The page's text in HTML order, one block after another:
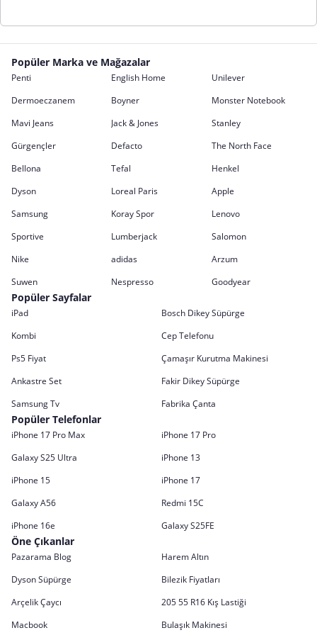
Popüler Marka ve Mağazalar
Penti English Home
Unilever
Dermoeczanem
Boyner
Monster Notebook
Mavi Jeans
Jack & Jones
Stanley
Gürgençler
Defacto
The North Face
Bellona
Tefal
Henkel
Dyson
Loreal Paris
Apple
Samsung
Koray Spor
Lenovo
Sportive
Lumberjack
Salomon
Nike
adidas
Arzum
Suwen
Nespresso Goodyear
Popüler Sayfalar
iPad
Bosch Dikey Süpürge
Kombi
Cep Telefonu
Ps5 Fiyat
Çamaşır Kurutma Makinesi
Ankastre Set
Fakir Dikey Süpürge
Samsung Tv
Fabrika Çanta
Popüler Telefonlar
iPhone 17 Pro Max
iPhone 17 Pro
Galaxy S25 Ultra
iPhone 13
iPhone 15
iPhone 17
Galaxy A56
Redmi 15C
iPhone 16e
Galaxy S25FE
Öne Çıkanlar
Pazarama Blog
Harem Altın
Dyson Süpürge
Bilezik Fiyatları
Arçelik Çaycı
205 55 R16 Kış Lastiği
Macbook
Bulaşık Makinesi